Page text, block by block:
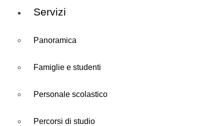
Servizi
Panoramica
Famiglie e studenti
Personale scolastico
Percorsi di studio